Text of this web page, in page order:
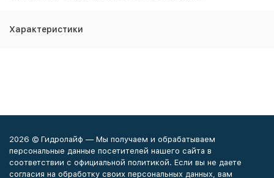
Характеристики
2026 © Гидролайф — Мы получаем и обрабатываем
персональные данные посетителей нашего сайта в
соответствии с официальной политикой. Если вы не даете
согласия на обработку своих персональных данных, вам